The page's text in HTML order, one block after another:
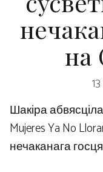
на
Шакіра
Mujeres Ya No
нечаканага